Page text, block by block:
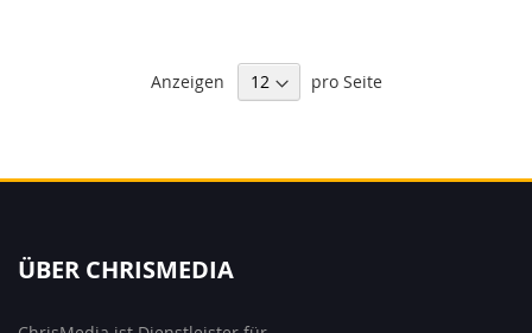
Anzeigen pro Seite
ÜBER CHRISMEDIA